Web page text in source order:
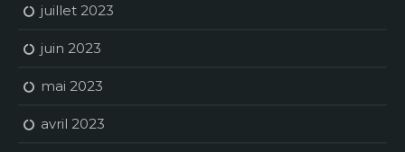
juillet 2023
juin 2023
mai 2023
avril 2023